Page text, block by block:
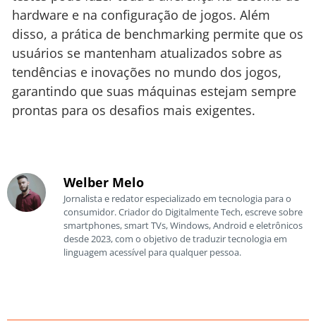
hardware e na configuração de jogos. Além
disso, a prática de benchmarking permite que os
usuários se mantenham atualizados sobre as
tendências e inovações no mundo dos jogos,
garantindo que suas máquinas estejam sempre
prontas para os desafios mais exigentes.
Welber Melo
Jornalista e redator especializado em tecnologia para o
consumidor. Criador do Digitalmente Tech, escreve sobre
smartphones, smart TVs, Windows, Android e eletrônicos
desde 2023, com o objetivo de traduzir tecnologia em
linguagem acessível para qualquer pessoa.